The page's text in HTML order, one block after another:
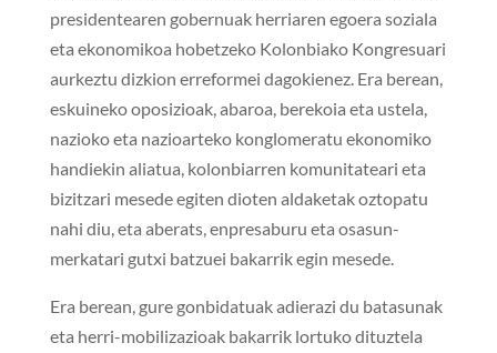
presidentearen gobernuak herriaren egoera soziala
eta ekonomikoa hobetzeko Kolonbiako Kongresuari
aurkeztu dizkion erreformei dagokienez. Era berean,
eskuineko oposizioak, abaroa, berekoia eta ustela,
nazioko eta nazioarteko konglomeratu ekonomiko
handiekin aliatua, kolonbiarren komunitateari eta
bizitzari mesede egiten dioten aldaketak oztopatu
nahi diu, eta aberats, enpresaburu eta osasun-
merkatari gutxi batzuei bakarrik egin mesede.
Era berean, gure gonbidatuak adierazi du batasunak
eta herri-mobilizazioak bakarrik lortuko dituztela